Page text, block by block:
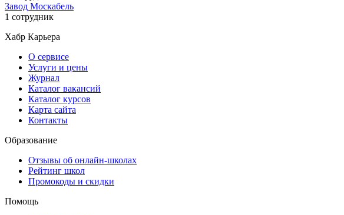
Завод Москабель
1 сотрудник
Хабр Карьера
О сервисе
Услуги и цены
Журнал
Каталог вакансий
Каталог курсов
Карта сайта
Контакты
Образование
Отзывы об онлайн-школах
Рейтинг школ
Промокоды и скидки
Помощь